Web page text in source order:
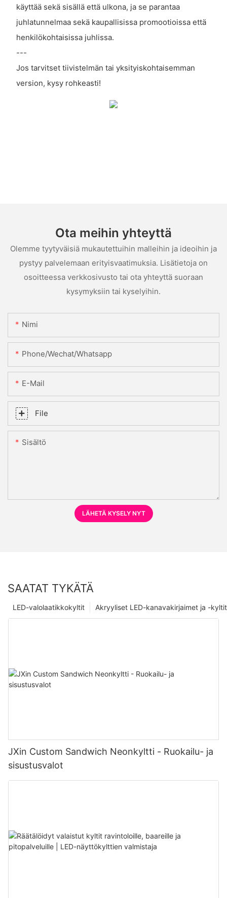
käyttää sekä sisällä että ulkona, ja se parantaa
juhlatunnelmaa sekä kaupallisissa promootioissa että
henkilökohtaisissa juhlissa.
---
Jos tarvitset tiivistelmän tai yksityiskohtaisemman
version, kysy rohkeasti!
Ota meihin yhteyttä
Olemme tyytyväisiä mukautettuihin malleihin ja ideoihin ja
pystyy palvelemaan erityisvaatimuksia. Lisätietoja on
osoitteessa verkkosivusto tai ota yhteyttä suoraan
kysymyksiin tai kyselyihin.
Nimi
Phone/Wechat/Whatsapp
E-Mail
File
Sisältö
LÄHETÄ KYSELY NYT
SAATAT TYKÄTÄ
Akryyliset LED-kanavakirjaimet ja -kyltit
LED-valolaatikkokyltit
JXin Custom Sandwich Neonkyltti - Ruokailu- ja
sisustusvalot